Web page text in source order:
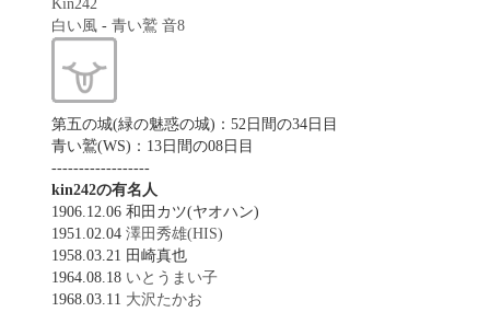
Kin242
白い風 - 青い鷲 音8
第五の城(緑の魅惑の城)：52日間の34日目
青い鷲(WS)：13日間の08日目
------------------
kin242の有名人
1906.12.06 和田カツ(ヤオハン)
1951.02.04 澤田秀雄(HIS)
1958.03.21 田崎真也
1964.08.18 いとうまい子
1968.03.11 大沢たかお